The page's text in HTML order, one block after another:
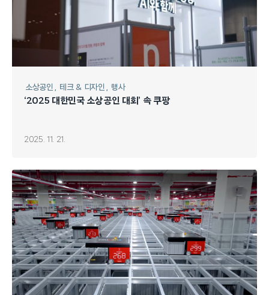
소상공인 테크 & 디자인 행사
‘2025 대한민국 소상공인 대회’ 속 쿠팡
2025. 11. 21.